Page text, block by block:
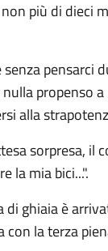
più di dieci
pensarci
propenso
alla
sorpresa, il
la mia bici...".
ghiaia è
la terza